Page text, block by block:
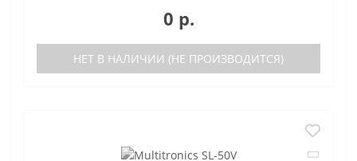
0 р.
НЕТ В НАЛИЧИИ (НЕ ПРОИЗВОДИТСЯ)